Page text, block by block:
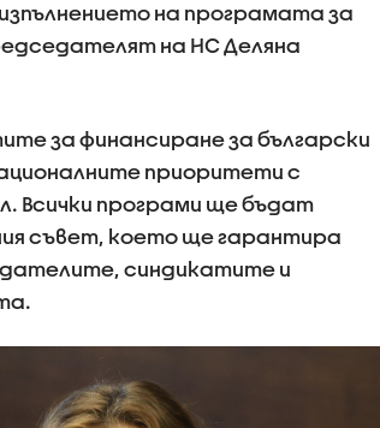
на програмата за
на НС Деляна
за финансиране за български
приоритети с
Всички програми ще бъдат
съвет, което ще гарантира
синдикатите и